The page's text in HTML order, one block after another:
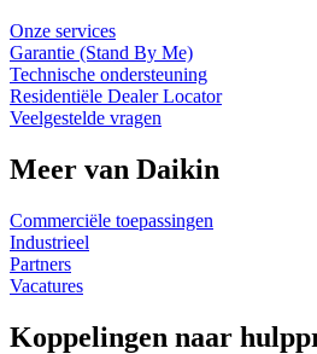
Onze services
Garantie (Stand By Me)
Technische ondersteuning
Residentiële Dealer Locator
Veelgestelde vragen
Meer van Daikin
Commerciële toepassingen
Industrieel
Partners
Vacatures
Koppelingen naar